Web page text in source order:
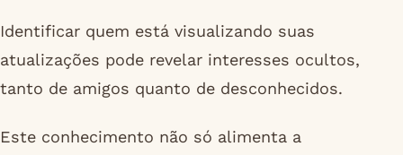
Identificar quem está visualizando suas
atualizações pode revelar interesses ocultos,
tanto de amigos quanto de desconhecidos.
Este conhecimento não só alimenta a